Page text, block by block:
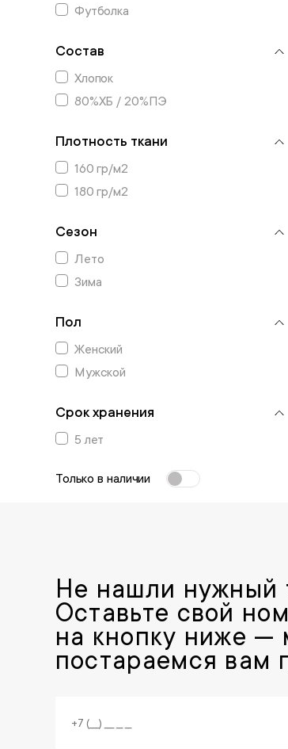
Футболка
Состав
Хлопок
80%ХБ / 20%ПЭ
Плотность ткани
160 гр/м2
180 гр/м2
Сезон
Лето
Зима
Пол
Женский
Мужской
Срок хранения
5 лет
Только в наличии
Не нашли нужный
Оставьте свой
на кнопку ниже —
постараемся вам